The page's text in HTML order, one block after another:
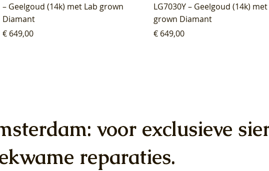
– Geelgoud (14k) met Lab grown
Diamant
Prijs
€ 649,00
LG7030Y – Geelgoud (14k)
grown Diamant
Prijs
€ 649,00
voor exclusieve
reparaties.